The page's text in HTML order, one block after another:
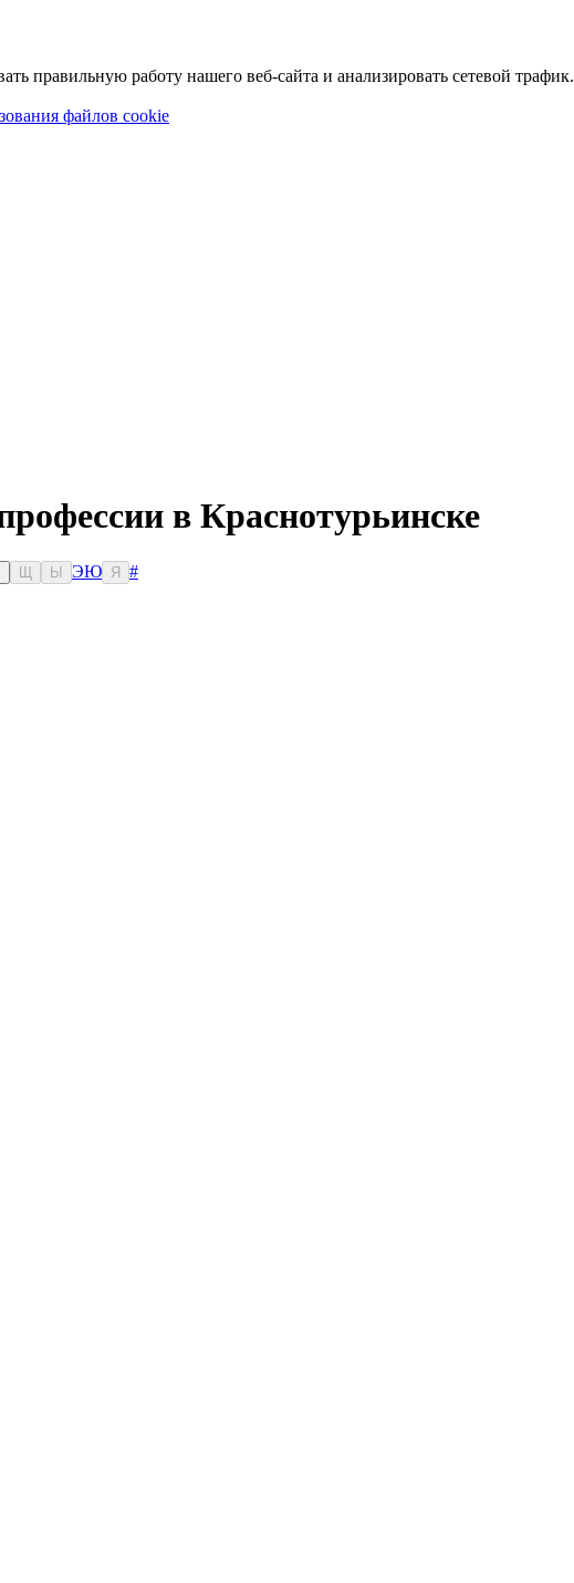
правильную работу нашего веб-сайта и анализировать сетевой трафик.
файлов cookie
в Краснотурьинске
Ы ЭЮ Я
#